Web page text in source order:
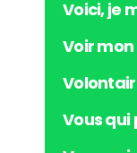
Voici, je
Voir mon
Vous qui